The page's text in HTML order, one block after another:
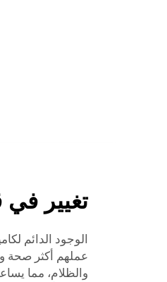
تغيير في
الوجود الدائم
عملهم أكثر صحة
والظلام، مما